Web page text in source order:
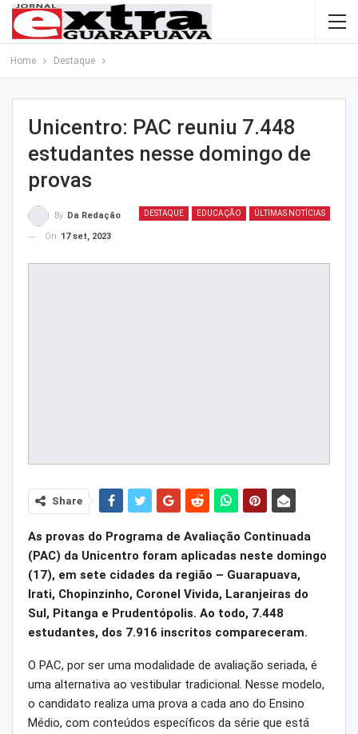
Home Destaque
Unicentro: PAC reuniu 7.448
estudantes nesse domingo de
provas
DESTAQUE EDUCAÇÃO ÚLTIMAS NOTÍCIAS
By Da Redação
On 17 set, 2023
Share
As provas do Programa de Avaliação Continuada
(PAC) da Unicentro foram aplicadas neste domingo
(17), em sete cidades da região – Guarapuava,
Irati, Chopinzinho, Coronel Vivida, Laranjeiras do
Sul, Pitanga e Prudentópolis. Ao todo, 7.448
estudantes, dos 7.916 inscritos compareceram.
O PAC, por ser uma modalidade de avaliação seriada, é
uma alternativa ao vestibular tradicional. Nesse modelo,
o candidato realiza uma prova a cada ano do Ensino
Médio, com conteúdos específicos da série que está